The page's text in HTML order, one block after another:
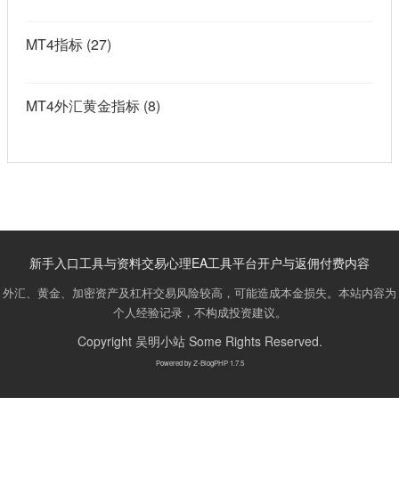
MT4指标 (27)
MT4外汇黄金指标 (8)
新手入口工具与资料交易心理EA工具平台开户与返佣付费内容
外汇、黄金、加密资产及杠杆交易风险较高，可能造成本金损失。本站内容为
个人经验记录，不构成投资建议。
Copyright 吴明小站Some Rights Reserved.
Powered byZ-BlogPHP 1.7.5